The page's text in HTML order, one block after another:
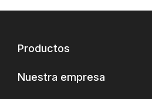
Productos
Nuestra empresa